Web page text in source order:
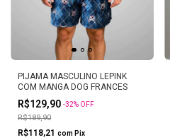
PIJAMA MASCULINO LEPINK
COM MANGA DOG FRANCES
R$129,90 -32% OFF
R$189,90
R$118,21 com Pix